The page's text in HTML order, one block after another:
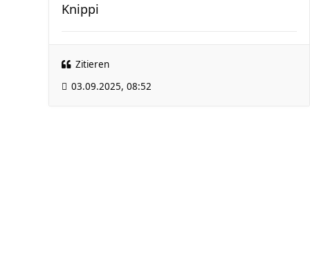
Knippi
Zitieren
03.09.2025, 08:52